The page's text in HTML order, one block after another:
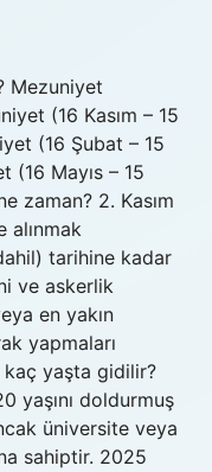
Mezuniyet
(16 Kasım – 15
(16 Şubat – 15
(16 Mayıs – 15
zaman? 2. Kasım
alınmak
tarihine kadar
ve askerlik
en yakın
yapmaları
yaşta gidilir?
yaşını doldurmuş
üniversite veya
sahiptir. 2025